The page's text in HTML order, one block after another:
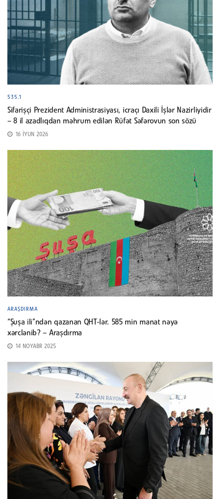
535.1
Sifarişçi Prezident Administrasiyası, icraçı Daxili İşlər Nazirliyidir
– 8 il azadlıqdan məhrum edilən Rüfət Səfərovun son sözü
16 İYUN 2026
ARAŞDIRMA
“Şuşa ili”ndən qazanan QHT-lər. 585 min manat nəyə
xərclənib? – Araşdırma
14 NOYABR 2025